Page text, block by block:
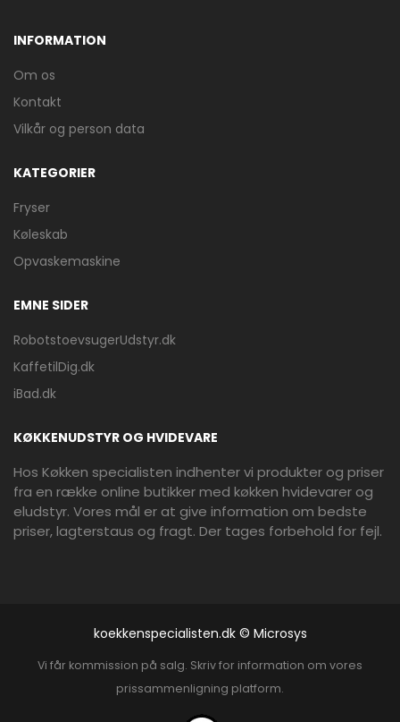
INFORMATION
Om os
Kontakt
Vilkår og person data
KATEGORIER
Fryser
Køleskab
Opvaskemaskine
EMNE SIDER
RobotstoevsugerUdstyr.dk
KaffetilDig.dk
iBad.dk
KØKKENUDSTYR OG HVIDEVARE
Hos Køkken specialisten indhenter vi produkter og priser
fra en række online butikker med køkken hvidevarer og
eludstyr. Vores mål er at give information om bedste
priser, lagterstaus og fragt. Der tages forbehold for fejl.
koekkenspecialisten.dk © Microsys
Vi får kommission på salg. Skriv for information om vores
prissammenligning platform.